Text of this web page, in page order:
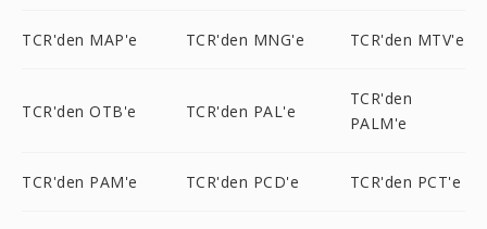
TCR'den MAP'e TCR'den MNG'e TCR'den MTV'e
TCR'den OTB'e TCR'den PAL'e
TCR'den
PALM'e
TCR'den PAM'e TCR'den PCD'e TCR'den PCT'e